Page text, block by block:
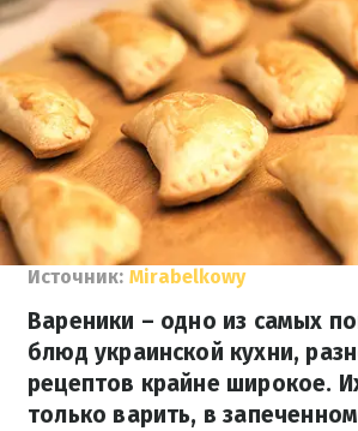
Источник: Mirabelkowy
Вареники – одно из самых
блюд украинской кухни,
рецептов крайне широкое.
только варить, в